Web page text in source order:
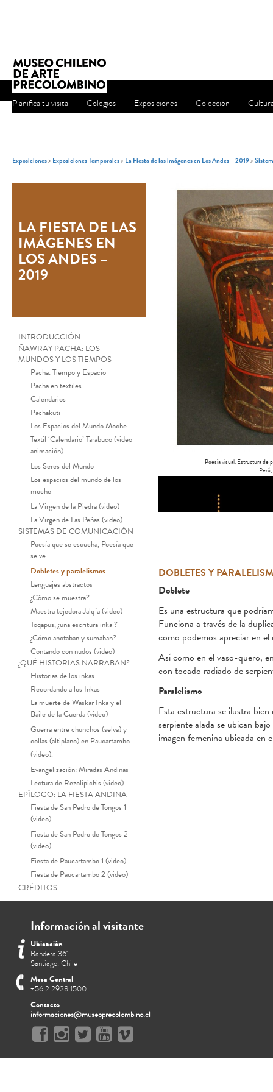
Planifica tu visita Colegios Exposiciones Colección
Exposiciones>Exposiciones Temporales>La Fiesta de las imágenes en Los Andes – 2019>
LA FIESTA DE LAS
IMÁGENES EN
LOS ANDES –
2019
INTRODUCCIÓN
ÑAWRAY PACHA: LOS
MUNDOS Y LOS TIEMPOS
Pacha: Tiempo y Espacio
Pacha en textiles
Calendarios
Pachakuti
Los Espacios del Mundo Moche
Textil ‘Calendario’ Tarabuco (video
animación)
Los Seres del Mundo
Los espacios del mundo de los
moche
La Virgen de la Piedra (video)
La Virgen de Las Peñas (video)
SISTEMAS DE COMUNICACIÓN
Poesía que se escucha, Poesía que
se ve
Dobletes y paralelismos
Lenguajes abstractos
¿Cómo se muestra?
Maestra tejedora Jalq´a (video)
Toqapus, ¿una escritura inka ?
¿Cómo anotaban y sumaban?
Contando con nudos (video)
¿QUÉ HISTORIAS NARRABAN?
Historias de los inkas
Recordando a los Inkas
La muerte de Waskar Inka y el
Baile de la Cuerda (video)
Guerra entre chunchos (selva) y
collas (altiplano) en Paucartambo
(video).
Evangelización: Miradas Andinas
Lectura de Rezolipichis (video)
EPÍLOGO: LA FIESTA ANDINA
Fiesta de San Pedro de Tongos 1
(video)
Fiesta de San Pedro de Tongos 2
(video)
Fiesta de Paucartambo 1 (video)
Fiesta de Paucartambo 2 (video)
CRÉDITOS
Poesía visual. Estructura de
DOBLETES Y
Doblete
Es una estructura que
Funciona a través de la
como podemos apreciar en
Así como en el vaso-quero,
con tocado radiado de
Paralelismo
Esta estructura se ilustra
serpiente alada se ubican
imagen femenina ubicada en
Información al visitante
Ubicación
Bandera 361
Santiago, Chile
Mesa Central
+56 2 2928 1500
Contacto
informaciones@museoprecolombino.cl